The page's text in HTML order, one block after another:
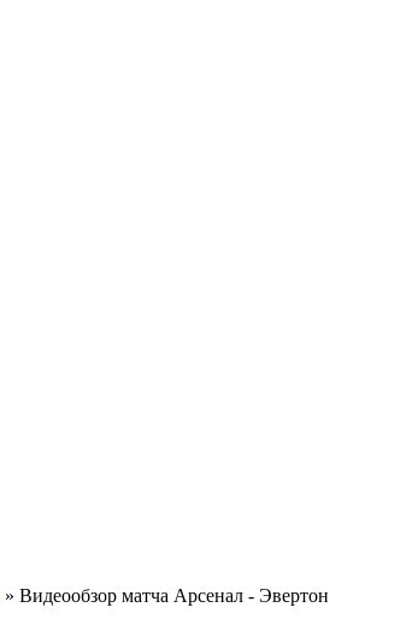
» Видеообзор матча Арсенал - Эвертон